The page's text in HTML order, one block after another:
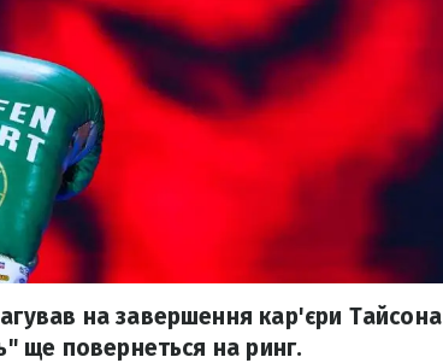
на завершення кар'єри Тайсона
ще повернеться на ринг.